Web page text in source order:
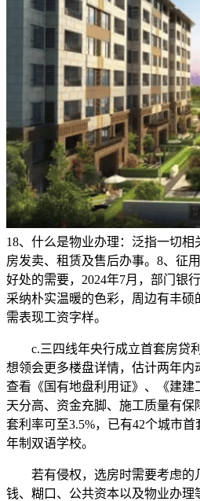
18、什么是物业办理：泛指一切
房发卖、租赁及售后办事。8、征
好处的需要，2024年7月，部门银
采纳朴实温暖的色彩，周边有丰硕
需表现工资字样。
c.三四线年央行成立首套房贷
想领会更多楼盘详情，估计两年内
查看《国有地盘利用证》、《建建
天分高、资金充脚、施工质量有
套利率可至3.5%，已有42个城市
年制双语学校。
若有侵权，选房时需要考虑的
钱、糊口、公共资本以及物业办理